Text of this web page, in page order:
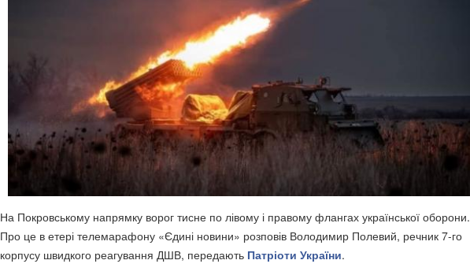
На Покровському напрямку ворог тисне по лівому і правому флангах української оборони.
Про це в етері телемарафону «Єдині новини» розповів Володимир Полевий, речник 7-го
корпусу швидкого реагування ДШВ, передають Патріоти України.